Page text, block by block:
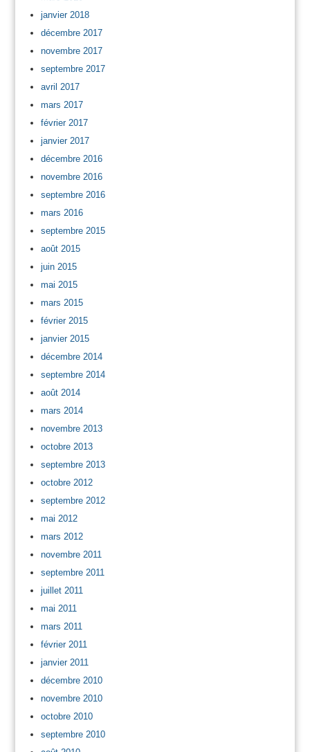
janvier 2018
décembre 2017
novembre 2017
septembre 2017
avril 2017
mars 2017
février 2017
janvier 2017
décembre 2016
novembre 2016
septembre 2016
mars 2016
septembre 2015
août 2015
juin 2015
mai 2015
mars 2015
février 2015
janvier 2015
décembre 2014
septembre 2014
août 2014
mars 2014
novembre 2013
octobre 2013
septembre 2013
octobre 2012
septembre 2012
mai 2012
mars 2012
novembre 2011
septembre 2011
juillet 2011
mai 2011
mars 2011
février 2011
janvier 2011
décembre 2010
novembre 2010
octobre 2010
septembre 2010